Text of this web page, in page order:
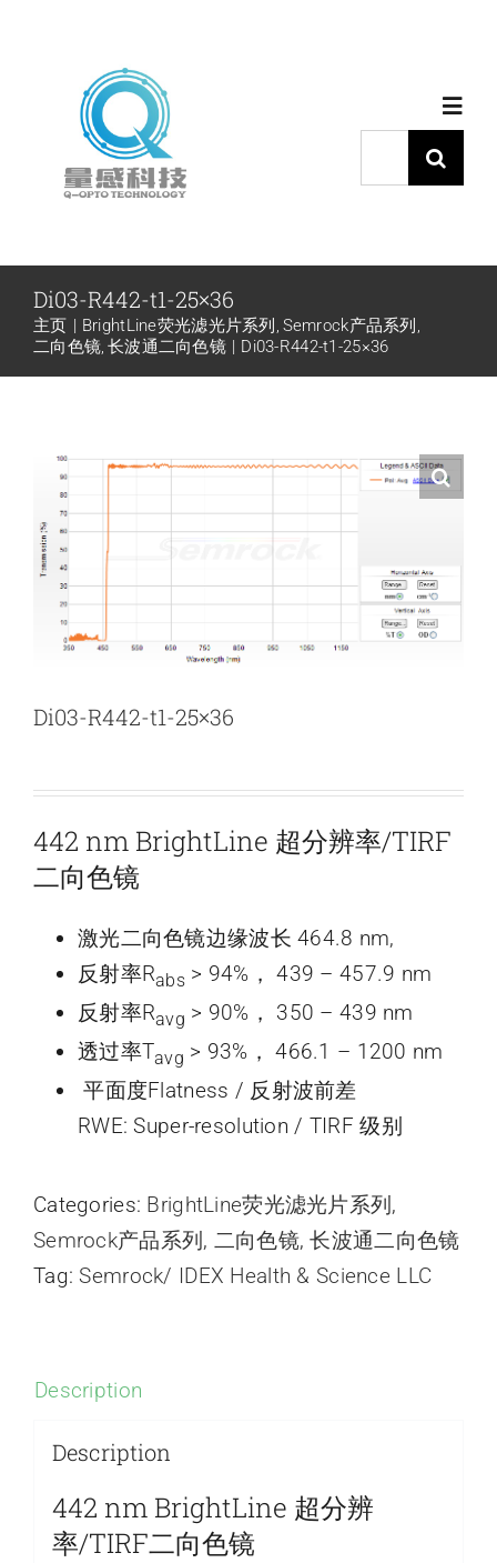
产品中心
代理品牌
下载中心
新闻和活动
关于量感
联系我们
索：
Di03-R442-t1-25×36
主页 BrightLine荧光滤光片系列
Semrock产品系列
二向色镜 长波通二向色镜 Di03-R442-t1-25×36
Di03-R442-t1-25×36
442 nm BrightLine 超分辨率/TIRF
二向色镜
激光二向色镜边缘波长 464.8 nm,
反射率Rabs > 94%， 439 – 457.9 nm
反射率Ravg > 90%， 350 – 439 nm
透过率Tavg > 93%， 466.1 – 1200 nm
平面度Flatness / 反射波前差
RWE: Super-resolution / TIRF 级别
Categories: BrightLine荧光滤光片系列 ,
Semrock产品系列 , 二向色镜,长波通二向色镜
Tag:Semrock/ IDEX Health & Science LLC
Description
Description
442 nm BrightLine 超分辨
率/TIRF二向色镜